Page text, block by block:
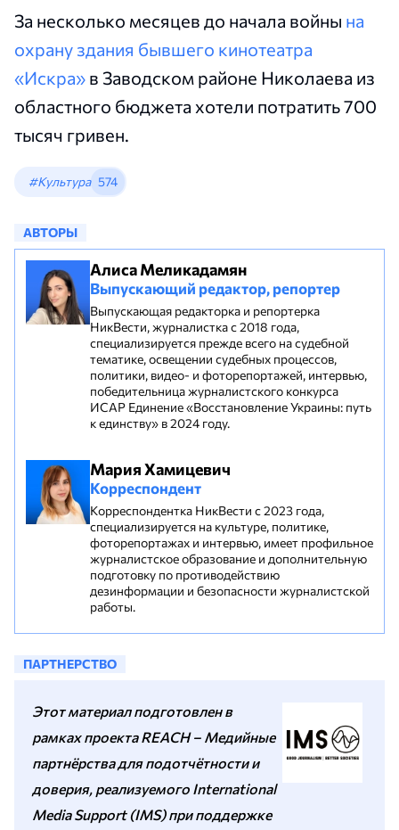
За несколько месяцев до начала войны на
охрану здания бывшего кинотеатра
«Искра» в Заводском районе Николаева из
областного бюджета хотели потратить 700
тысяч гривен.
#Культура 574
АВТОРЫ
Алиса Меликадамян
Выпускающий редактор, репортер
Выпускающая редакторка и репортерка
НикВести, журналистка с 2018 года,
специализируется прежде всего на судебной
тематике, освещении судебных процессов,
политики, видео- и фоторепортажей, интервью,
победительница журналистского конкурса
ИСАР Единение «Восстановление Украины: путь
к единству» в 2024 году.
Мария Хамицевич
Корреспондент
Корреспондентка НикВести с 2023 года,
специализируется на культуре, политике,
фоторепортажах и интервью, имеет профильное
журналистское образование и дополнительную
подготовку по противодействию
дезинформации и безопасности журналистской
работы.
ПАРТНЕРСТВО
Этот материал подготовлен в
рамках проекта REACH – Медийные
партнёрства для подотчётности и
доверия, реализуемого International
Media Support (IMS) при поддержке